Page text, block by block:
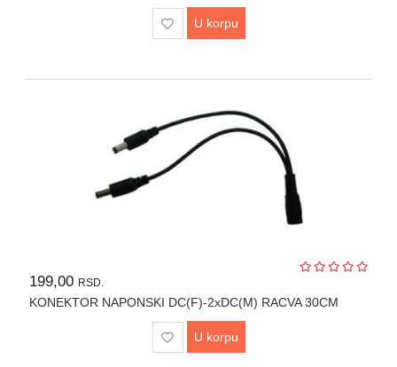
U korpu
199,00 RSD.
KONEKTOR NAPONSKI DC(F)-2xDC(M) RACVA 30CM
U korpu